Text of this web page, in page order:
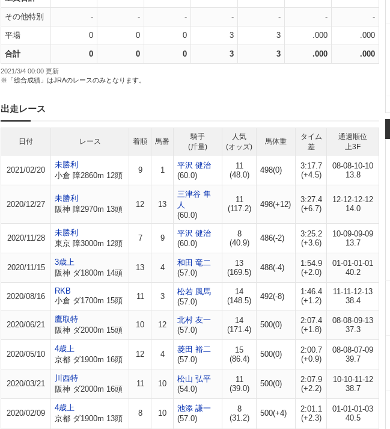
その他特別 - - - - - - -
平場 0 0 0 3 3 .000 .000
合計 0 0 0 3 3 .000 .000
2021/3/4 00:00 更新
※「総合成績」はJRAのレースのみとなります。
出走レース
日付 レース 着順 馬番
騎手
(斤量)
人気
(オッズ)
馬体重
タイム
差
通過順位
上3F
2021/02/20
未勝利
小倉 障2860m 12頭
9 1
平沢 健治
(60.0)
11
(48.0)
498(0)
3:17.7
(+4.5)
08-08-10-10
13.8
2020/12/27
未勝利
阪神 障2970m 13頭
12 13
三津谷 隼
人
(60.0)
11
(117.2)
498(+12)
3:27.4
(+6.7)
12-12-12-12
14.0
2020/11/28
未勝利
東京 障3000m 12頭
7 9
平沢 健治
(60.0)
8
(40.9)
486(-2)
3:25.2
(+3.6)
10-09-09-09
13.7
2020/11/15
3歳上
阪神 ダ1800m 14頭
13 4
和田 竜二
(57.0)
13
(169.5)
488(-4)
1:54.9
(+2.0)
01-01-01-01
40.2
2020/08/16
RKB
小倉 ダ1700m 15頭
11 3
松若 風馬
(57.0)
14
(148.5)
492(-8)
1:46.4
(+1.2)
11-11-12-13
38.4
2020/06/21
鷹取特
阪神 ダ2000m 15頭
10 12
北村 友一
(57.0)
14
(171.4)
500(0)
2:07.4
(+1.8)
08-08-09-13
37.3
2020/05/10
4歳上
京都 ダ1900m 16頭
12 4
菱田 裕二
(57.0)
15
(86.4)
500(0)
2:00.7
(+0.9)
08-08-07-09
39.7
2020/03/21
川西特
阪神 ダ2000m 16頭
11 10
松山 弘平
(54.0)
11
(39.0)
500(0)
2:07.9
(+2.2)
10-10-11-12
38.7
2020/02/09
4歳上
京都 ダ1900m 13頭
8 10
池添 謙一
(57.0)
8
(31.2)
500(+4)
2:01.1
(+2.3)
01-01-01-03
40.5